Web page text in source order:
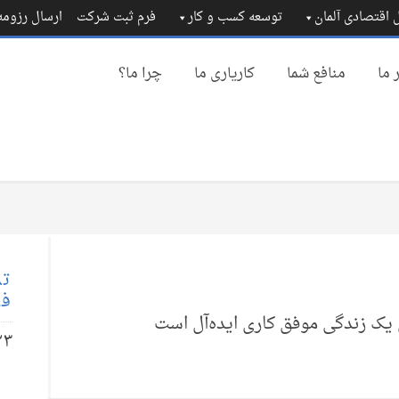
اقتصادی آلمان توسعه کسب و کار فرم ثبت شرکت ارسال
ما منافع شما کاریاری ما چرا ما؟
یک زندگی‌ موفق کاری ایده‌آل است